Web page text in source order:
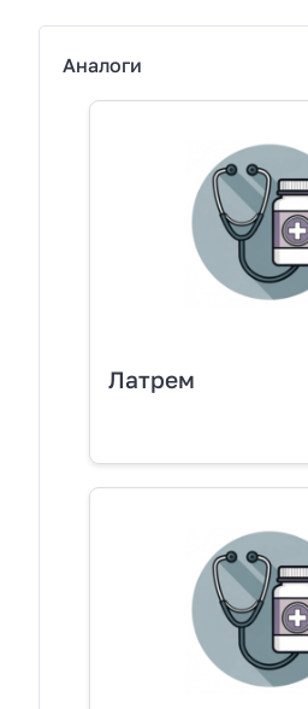
Аналоги
Латрем